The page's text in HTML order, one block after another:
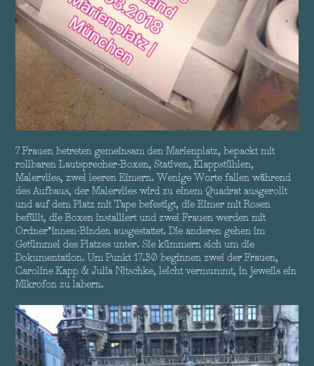
7 Frauen betreten gemeinsam den Marienplatz, bepackt mit
rollbaren Lautsprecher-Boxen, Stativen, Klappstühlen,
Malervlies, zwei leeren Eimern. Wenige Worte fallen während
des Aufbaus, der Malervlies wird zu einem Quadrat ausgerollt
und auf dem Platz mit Tape befestigt, die Eimer mit Rosen
befüllt, die Boxen installiert und zwei Frauen werden mit
Ordner*innen-Binden ausgestattet. Die anderen gehen im
Getümmel des Platzes unter. Sie kümmern sich um die
Dokumentation. Um Punkt 17.30 beginnen zwei der Frauen,
Caroline Kapp & Julia Nitschke, leicht vermummt, in jeweils ein
Mikrofon zu labern.